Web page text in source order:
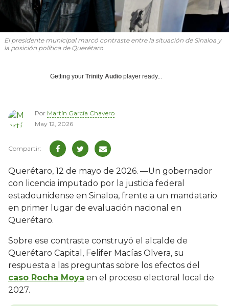
El presidente municipal marcó contraste entre la situación de Sinaloa y
la posición política de Querétaro.
Getting your Trinity Audio player ready...
Por Martín García Chavero
May 12, 2026
Querétaro, 12 de mayo de 2026. —Un gobernador
con licencia imputado por la justicia federal
estadounidense en Sinaloa, frente a un mandatario
en primer lugar de evaluación nacional en
Querétaro.
Sobre ese contraste construyó el alcalde de
Querétaro Capital, Felifer Macías Olvera, su
respuesta a las preguntas sobre los efectos del
caso Rocha Moya en el proceso electoral local de
2027.